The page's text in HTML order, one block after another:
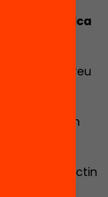
com:
de política
l’equitat
que el preu
l’accés i
els
es poden
que impactin